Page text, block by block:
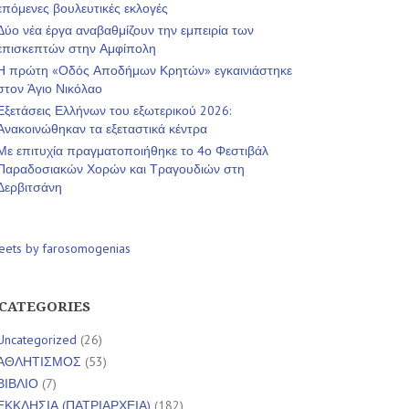
βουλευτικές εκλογές
νέα έργα αναβαθμίζουν την εμπειρία των
στην Αμφίπολη
πρώτη «Οδός Αποδήμων Κρητών» εγκαινιάστηκε
Άγιο Νικόλαο
Ελλήνων του εξωτερικού 2026:
τα εξεταστικά κέντρα
επιτυχία πραγματοποιήθηκε το 4ο Φεστιβάλ
Χορών και Τραγουδιών στη
by farosomogenias
(26)
(53)
(7)
(ΠΑΤΡΙΑΡΧΕΙΑ) (182)